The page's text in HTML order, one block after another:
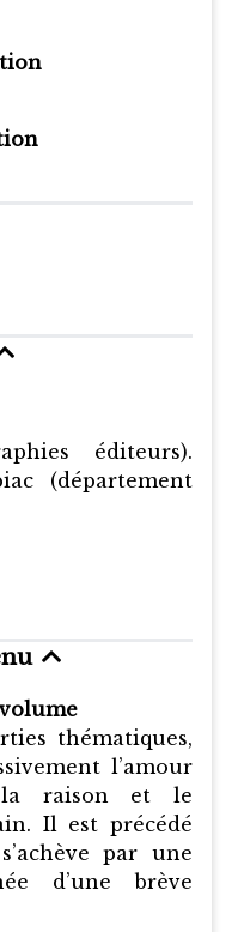
éditeurs).
(département
thématiques,
l’amour
la raison et le
Il est précédé
par une
d’une brève